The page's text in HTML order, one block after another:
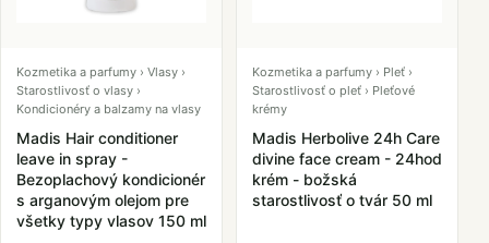
Kozmetika a parfumy › Vlasy ›
Starostlivosť o vlasy ›
Kondicionéry a balzamy na vlasy
Madis Hair conditioner
leave in spray -
Bezoplachový kondicionér
s arganovým olejom pre
všetky typy vlasov 150 ml
Kozmetika a parfumy › Pleť ›
Starostlivosť o pleť › Pleťové
krémy
Madis Herbolive 24h Care
divine face cream - 24hod
krém - božská
starostlivosť o tvár 50 ml